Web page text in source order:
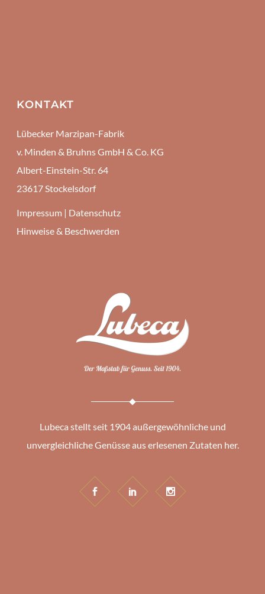
KONTAKT
Lübecker Marzipan-Fabrik
v. Minden & Bruhns GmbH & Co. KG
Albert-Einstein-Str. 64
23617 Stockelsdorf
Impressum | Datenschutz
Hinweise & Beschwerden
Lubeca stellt seit 1904 außergewöhnliche und
unvergleichliche Genüsse aus erlesenen Zutaten her.